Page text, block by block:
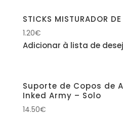
STICKS MISTURADOR
1.20€
Adicionar à lista de
Suporte de Copos de
Inked Army – Solo
14.50€